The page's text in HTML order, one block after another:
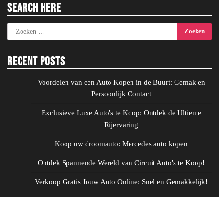
Search Here
Zoeken
naar:
Recent Posts
Voordelen van een Auto Kopen in de Buurt: Gemak en
Persoonlijk Contact
Exclusieve Luxe Auto's te Koop: Ontdek de Ultieme
Rijervaring
Koop uw droomauto: Mercedes auto kopen
Ontdek Spannende Wereld van Circuit Auto's te Koop!
Verkoop Gratis Jouw Auto Online: Snel en Gemakkelijk!